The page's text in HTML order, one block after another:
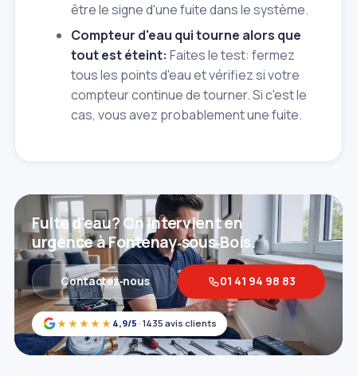
être le signe d'une fuite dans le système.
Compteur d'eau qui tourne alors que
tout est éteint: Faites le test: fermez
tous les points d'eau et vérifiez si votre
compteur continue de tourner. Si c'est le
cas, vous avez probablement une fuite.
★★★★★ 4,9/5 · 1435 avis clients
Fuite d'eau? On intervient en
urgence à Fontenay‑sous‑Bois.
Contactez‑nous 01 41 94 98 83